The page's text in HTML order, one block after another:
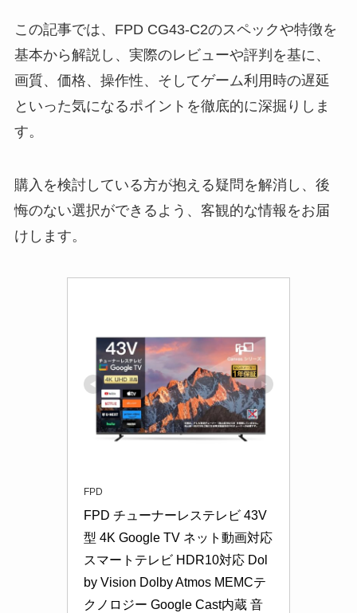
この記事では、FPD CG43-C2のスペックや特徴を
基本から解説し、実際のレビューや評判を基に、
画質、価格、操作性、そしてゲーム利用時の遅延
といった気になるポイントを徹底的に深掘りしま
す。
購入を検討している方が抱える疑問を解消し、後
悔のない選択ができるよう、客観的な情報をお届
けします。
FPD
FPD チューナーレステレビ 43V
型 4K Google TV ネット動画対応
スマートテレビ HDR10対応 Dol
by Vision Dolby Atmos MEMCテ
クノロジー Google Cast内蔵 音